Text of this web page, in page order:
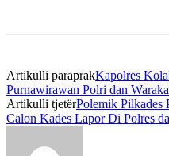
Artikulli paraprakKapolres
Purnawirawan Polri dan
Artikulli tjetërPolemik Pilkades
Calon Kades Lapor Di Polres